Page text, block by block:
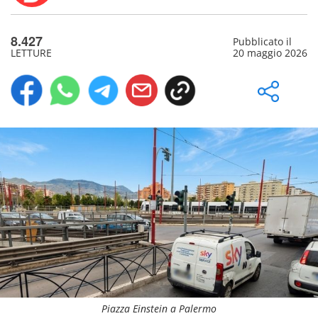
8.427
LETTURE
Pubblicato il
20 maggio 2026
Piazza Einstein a Palermo